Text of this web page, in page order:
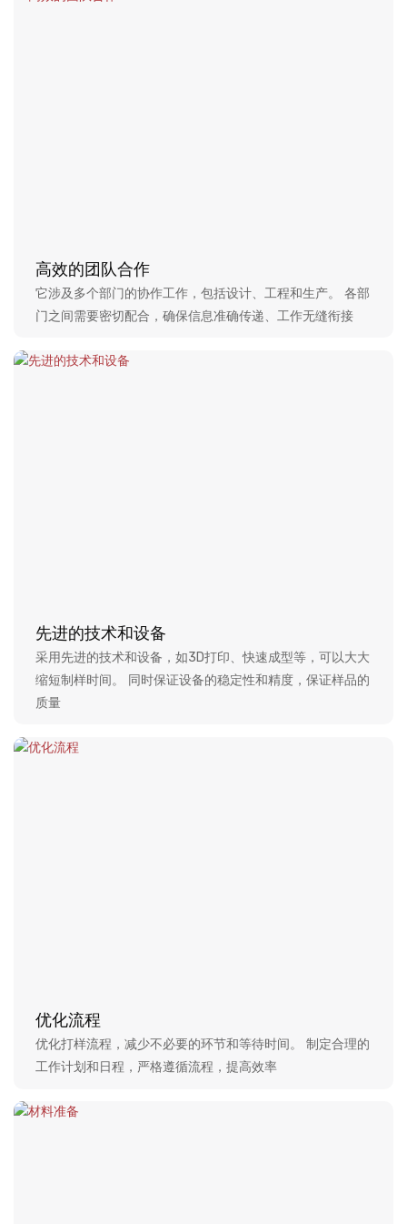
高效的团队合作
它涉及多个部门的协作工作，包括设计、工程和生产。 各部
门之间需要密切配合，确保信息准确传递、工作无缝衔接
先进的技术和设备
采用先进的技术和设备，如3D打印、快速成型等，可以大大
缩短制样时间。 同时保证设备的稳定性和精度，保证样品的
质量
优化流程
优化打样流程，减少不必要的环节和等待时间。 制定合理的
工作计划和日程，严格遵循流程，提高效率